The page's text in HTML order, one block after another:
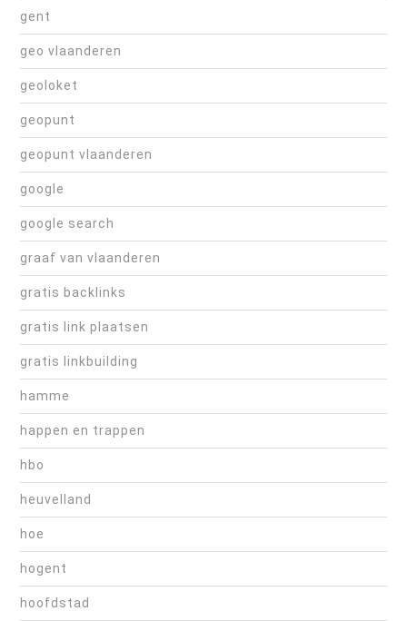
gent
geo vlaanderen
geoloket
geopunt
geopunt vlaanderen
google
google search
graaf van vlaanderen
gratis backlinks
gratis link plaatsen
gratis linkbuilding
hamme
happen en trappen
hbo
heuvelland
hoe
hogent
hoofdstad